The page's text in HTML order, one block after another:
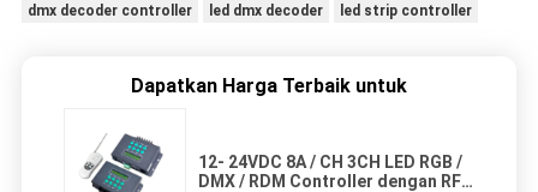
dmx decoder controller led dmx decoder led strip controller
Dapatkan Harga Terbaik untuk
12- 24VDC 8A / CH 3CH LED RGB /
DMX / RDM Controller dengan RF